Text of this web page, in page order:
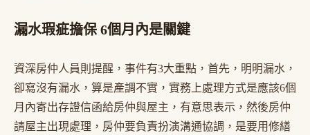
漏水瑕疵擔保 6個月內是關鍵
資深房仲人員則提醒，事件有3大重點，首先，明明漏水，
卻寫沒有漏水，算是產調不實，實務上處理方式是應該6個
月內寄出存證信函給房仲與屋主，有意思表示，然後房仲
請屋主出現處理，房仲要負責扮演溝通協調，是要用修繕